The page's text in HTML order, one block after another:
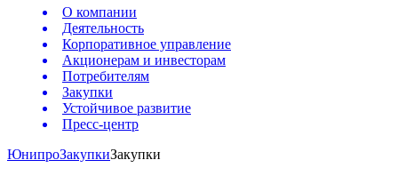
О компании
Деятельность
Корпоративное управление
Акционерам и инвесторам
Потребителям
Закупки
Устойчивое развитие
Пресс-центр
ЮнипроЗакупкиЗакупки